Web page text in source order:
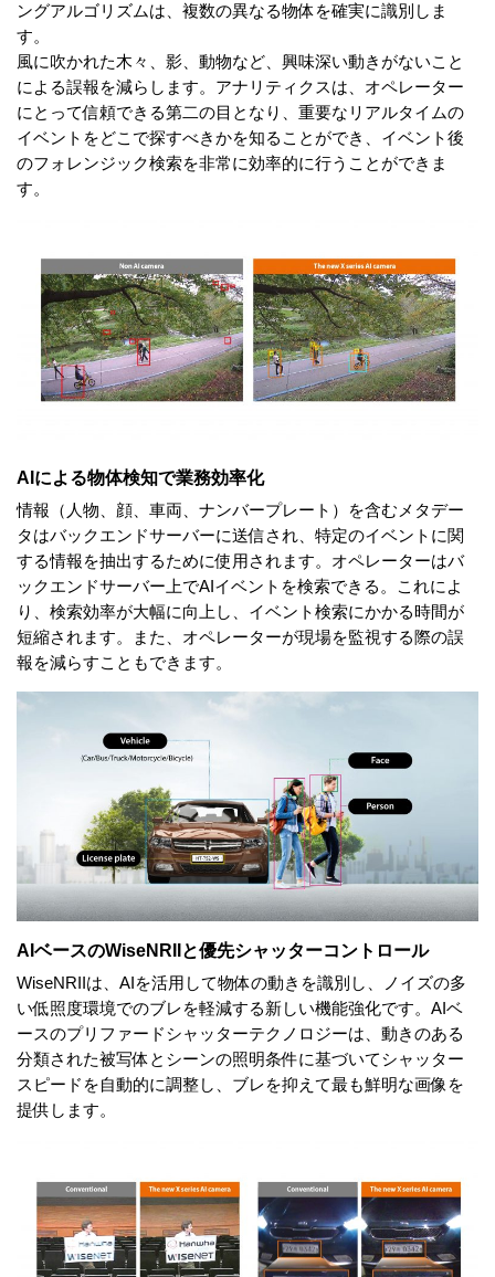
ングアルゴリズムは、複数の異なる物体を確実に識別しま
す。
風に吹かれた木々、影、動物など、興味深い動きがないこと
による誤報を減らします。アナリティクスは、オペレーター
にとって信頼できる第二の目となり、重要なリアルタイムの
イベントをどこで探すべきかを知ることができ、イベント後
のフォレンジック検索を非常に効率的に行うことができま
す。
AIによる物体検知で業務効率化
情報（人物、顔、車両、ナンバープレート）を含むメタデー
タはバックエンドサーバーに送信され、特定のイベントに関
する情報を抽出するために使用されます。オペレーターはバ
ックエンドサーバー上でAIイベントを検索できる。これによ
り、検索効率が大幅に向上し、イベント検索にかかる時間が
短縮されます。また、オペレーターが現場を監視する際の誤
報を減らすこともできます。
AIベースのWiseNRIIと優先シャッターコントロール
WiseNRIIは、AIを活用して物体の動きを識別し、ノイズの多
い低照度環境でのブレを軽減する新しい機能強化です。AIベ
ースのプリファードシャッターテクノロジーは、動きのある
分類された被写体とシーンの照明条件に基づいてシャッター
スピードを自動的に調整し、ブレを抑えて最も鮮明な画像を
提供します。